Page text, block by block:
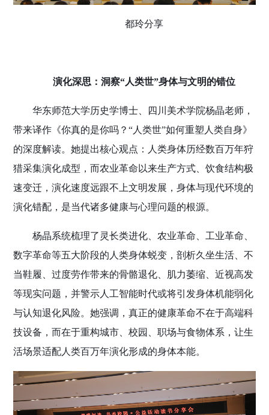
都玲分享
演化深思：洞察“人类世”身体与文明的错位
华东师范大学历史学博士、四川美术学院杨晶老师，
带来译作《你真的是你吗？“人类世”如何重塑人类自身》
的深度解读。她提出核心观点：人类身体历经数百万年狩
猎采集演化成型，而农业革命以来生产方式、饮食结构极
速变迁，演化速度远跟不上文明发展，身体与现代环境的
演化错配，是当代诸多健康与心理问题的根源。
杨晶系统梳理了灵长类进化、农业革命、工业革命、
数字革命等五大阶段的人类身体蜕变，剖析久坐生活、不
当鞋履、过度劳作带来的骨骼退化、肌力萎缩、近视高发
等现实问题，并警示人工智能时代或将引发身体机能弱化
与认知退化风险。她强调，真正的健康革命不在于高端科
技设备，而在于重构城市、校园、职场与食物体系，让生
活场景适配人类百万年演化形成的身体本能。